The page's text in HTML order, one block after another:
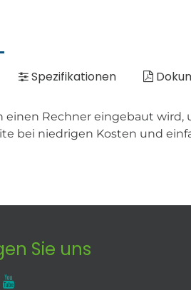
Spezifikationen
Rechner eingebaut
niedrigen Kosten und
Sie uns